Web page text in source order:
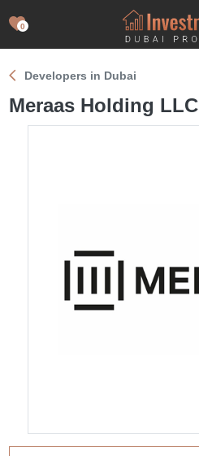
0
Developers in Dubai
Meraas Holding LLC